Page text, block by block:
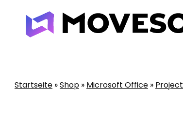
content
Startseite »Shop » Microsoft Office » Project